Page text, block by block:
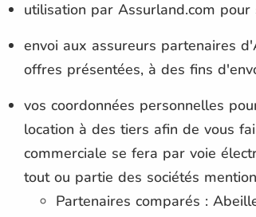
utilisation par Assurland.com
envoi aux assureurs partenaires
offres présentées, à des fins
vos coordonnées personnelles
location à des tiers afin de vous
commerciale se fera par voie
tout ou partie des sociétés
Partenaires comparés :